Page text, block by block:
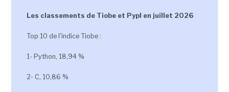
Les classements de Tiobe et Pypl en juillet 2026
Top 10 de l'indice Tiobe :
1- Python, 18,94 %
2- C, 10,86 %